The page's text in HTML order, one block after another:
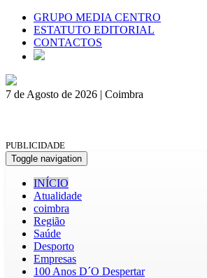
GRUPO MEDIA CENTRO
ESTATUTO EDITORIAL
CONTACTOS
7 de Agosto de 2026 | Coimbra
PUBLICIDADE
Toggle navigation
INÍCIO
Atualidade
coimbra
Região
Saúde
Desporto
Empresas
100 Anos D´O Despertar